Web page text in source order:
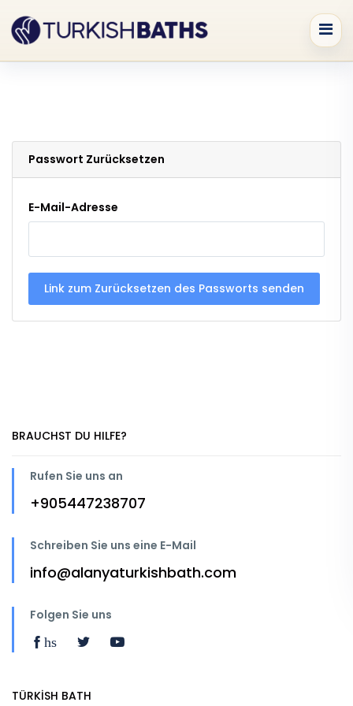
Passwort Zurücksetzen
E-Mail-Adresse
Link zum Zurücksetzen des Passworts senden
BRAUCHST DU HILFE?
Rufen Sie uns an
+905447238707
Schreiben Sie uns eine E-Mail
info@alanyaturkishbath.com
Folgen Sie uns
hs
TÜRKİSH BATH